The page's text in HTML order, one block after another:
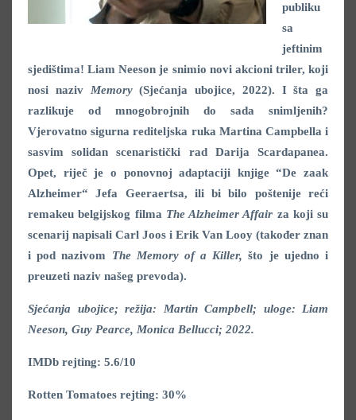
publiku
sa
jeftinim
sjedištima! Liam Neeson je snimio novi akcioni triler, koji
nosi naziv Memory(Sjećanja ubojice, 2022). I šta ga
razlikuje od mnogobrojnih do sada snimljenih?
Vjerovatno sigurna rediteljska ruka Martina Campbella i
sasvim solidan scenaristički rad Darija Scardapanea.
Opet, riječ je o ponovnoj adaptaciji knjige “De zaak
Alzheimer“ Jefa Geeraertsa, ili bi bilo poštenije reći
remakeu belgijskog filma The Alzheimer Affair za koji su
scenarij napisali Carl Joos i Erik Van Looy (također znan
i pod nazivom The Memory of a Killer,što je ujedno i
preuzeti naziv našeg prevoda).
Sjećanja ubojice; režija: Martin Campbell; uloge: Liam
Neeson, Guy Pearce, Monica Bellucci; 2022.
IMDb rejting: 5.6/10
Rotten Tomatoes rejting: 30%